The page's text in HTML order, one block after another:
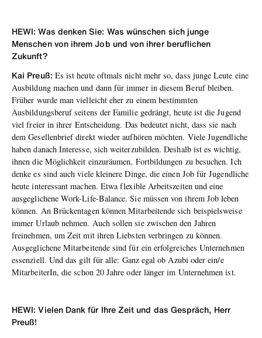
HEWI: Was denken Sie: Was wünschen sich junge
Menschen von ihrem Job und von ihrer beruflichen
Zukunft?
Kai Preuß: Es ist heute oftmals nicht mehr so, dass junge Leute eine
Ausbildung machen und dann für immer in diesem Beruf bleiben.
Früher wurde man vielleicht eher zu einem bestimmten
Ausbildungsberuf seitens der Familie gedrängt, heute ist die Jugend
viel freier in ihrer Entscheidung. Das bedeutet nicht, dass sie nach
dem Gesellenbrief direkt wieder aufhören möchten. Viele Jugendliche
haben danach Interesse, sich weiterzubilden. Deshalb ist es wichtig,
ihnen die Möglichkeit einzuräumen, Fortbildungen zu besuchen. Ich
denke es sind auch viele kleinere Dinge, die einen Job für Jugendliche
heute interessant machen. Etwa flexible Arbeitszeiten und eine
ausgeglichene Work-Life-Balance. Sie müssen von ihrem Job leben
können. An Brückentagen können Mitarbeitende sich beispielsweise
immer Urlaub nehmen. Auch sollen sie zwischen den Jahren
freinehmen, um Zeit mit ihren Liebsten verbringen zu können.
Ausgeglichene Mitarbeitende sind für ein erfolgreiches Unternehmen
essenziell. Und das gilt für alle: Ganz egal ob Azubi oder ein/e
MitarbeiterIn, die schon 20 Jahre oder länger im Unternehmen ist.
HEWI: Vielen Dank für Ihre Zeit und das Gespräch, Herr
Preuß!